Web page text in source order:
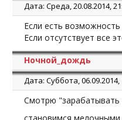
Дата: Среда, 20.08.2014,
Если есть возможность
Если отсутствует все
Ночной_дождь
Дата: Суббота,
Смотрю "зарабатывать